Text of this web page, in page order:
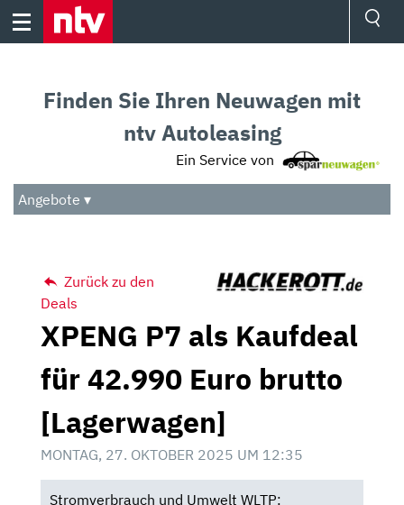
Skip
Audio
Das Beste
Finden Sie Ihren Neuwagen mit
ntv Autoleasing
Ein Service von
Angebote ▾
Zurück zu den
Deals
XPENG P7 als Kaufdeal
für 42.990 Euro brutto
[Lagerwagen]
MONTAG, 27. OKTOBER 2025 UM 12:35
Stromverbrauch und Umwelt WLTP: